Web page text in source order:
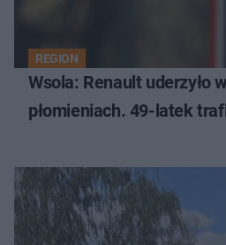
REGION
Wsola: Renault uderzyło
płomieniach. 49-latek